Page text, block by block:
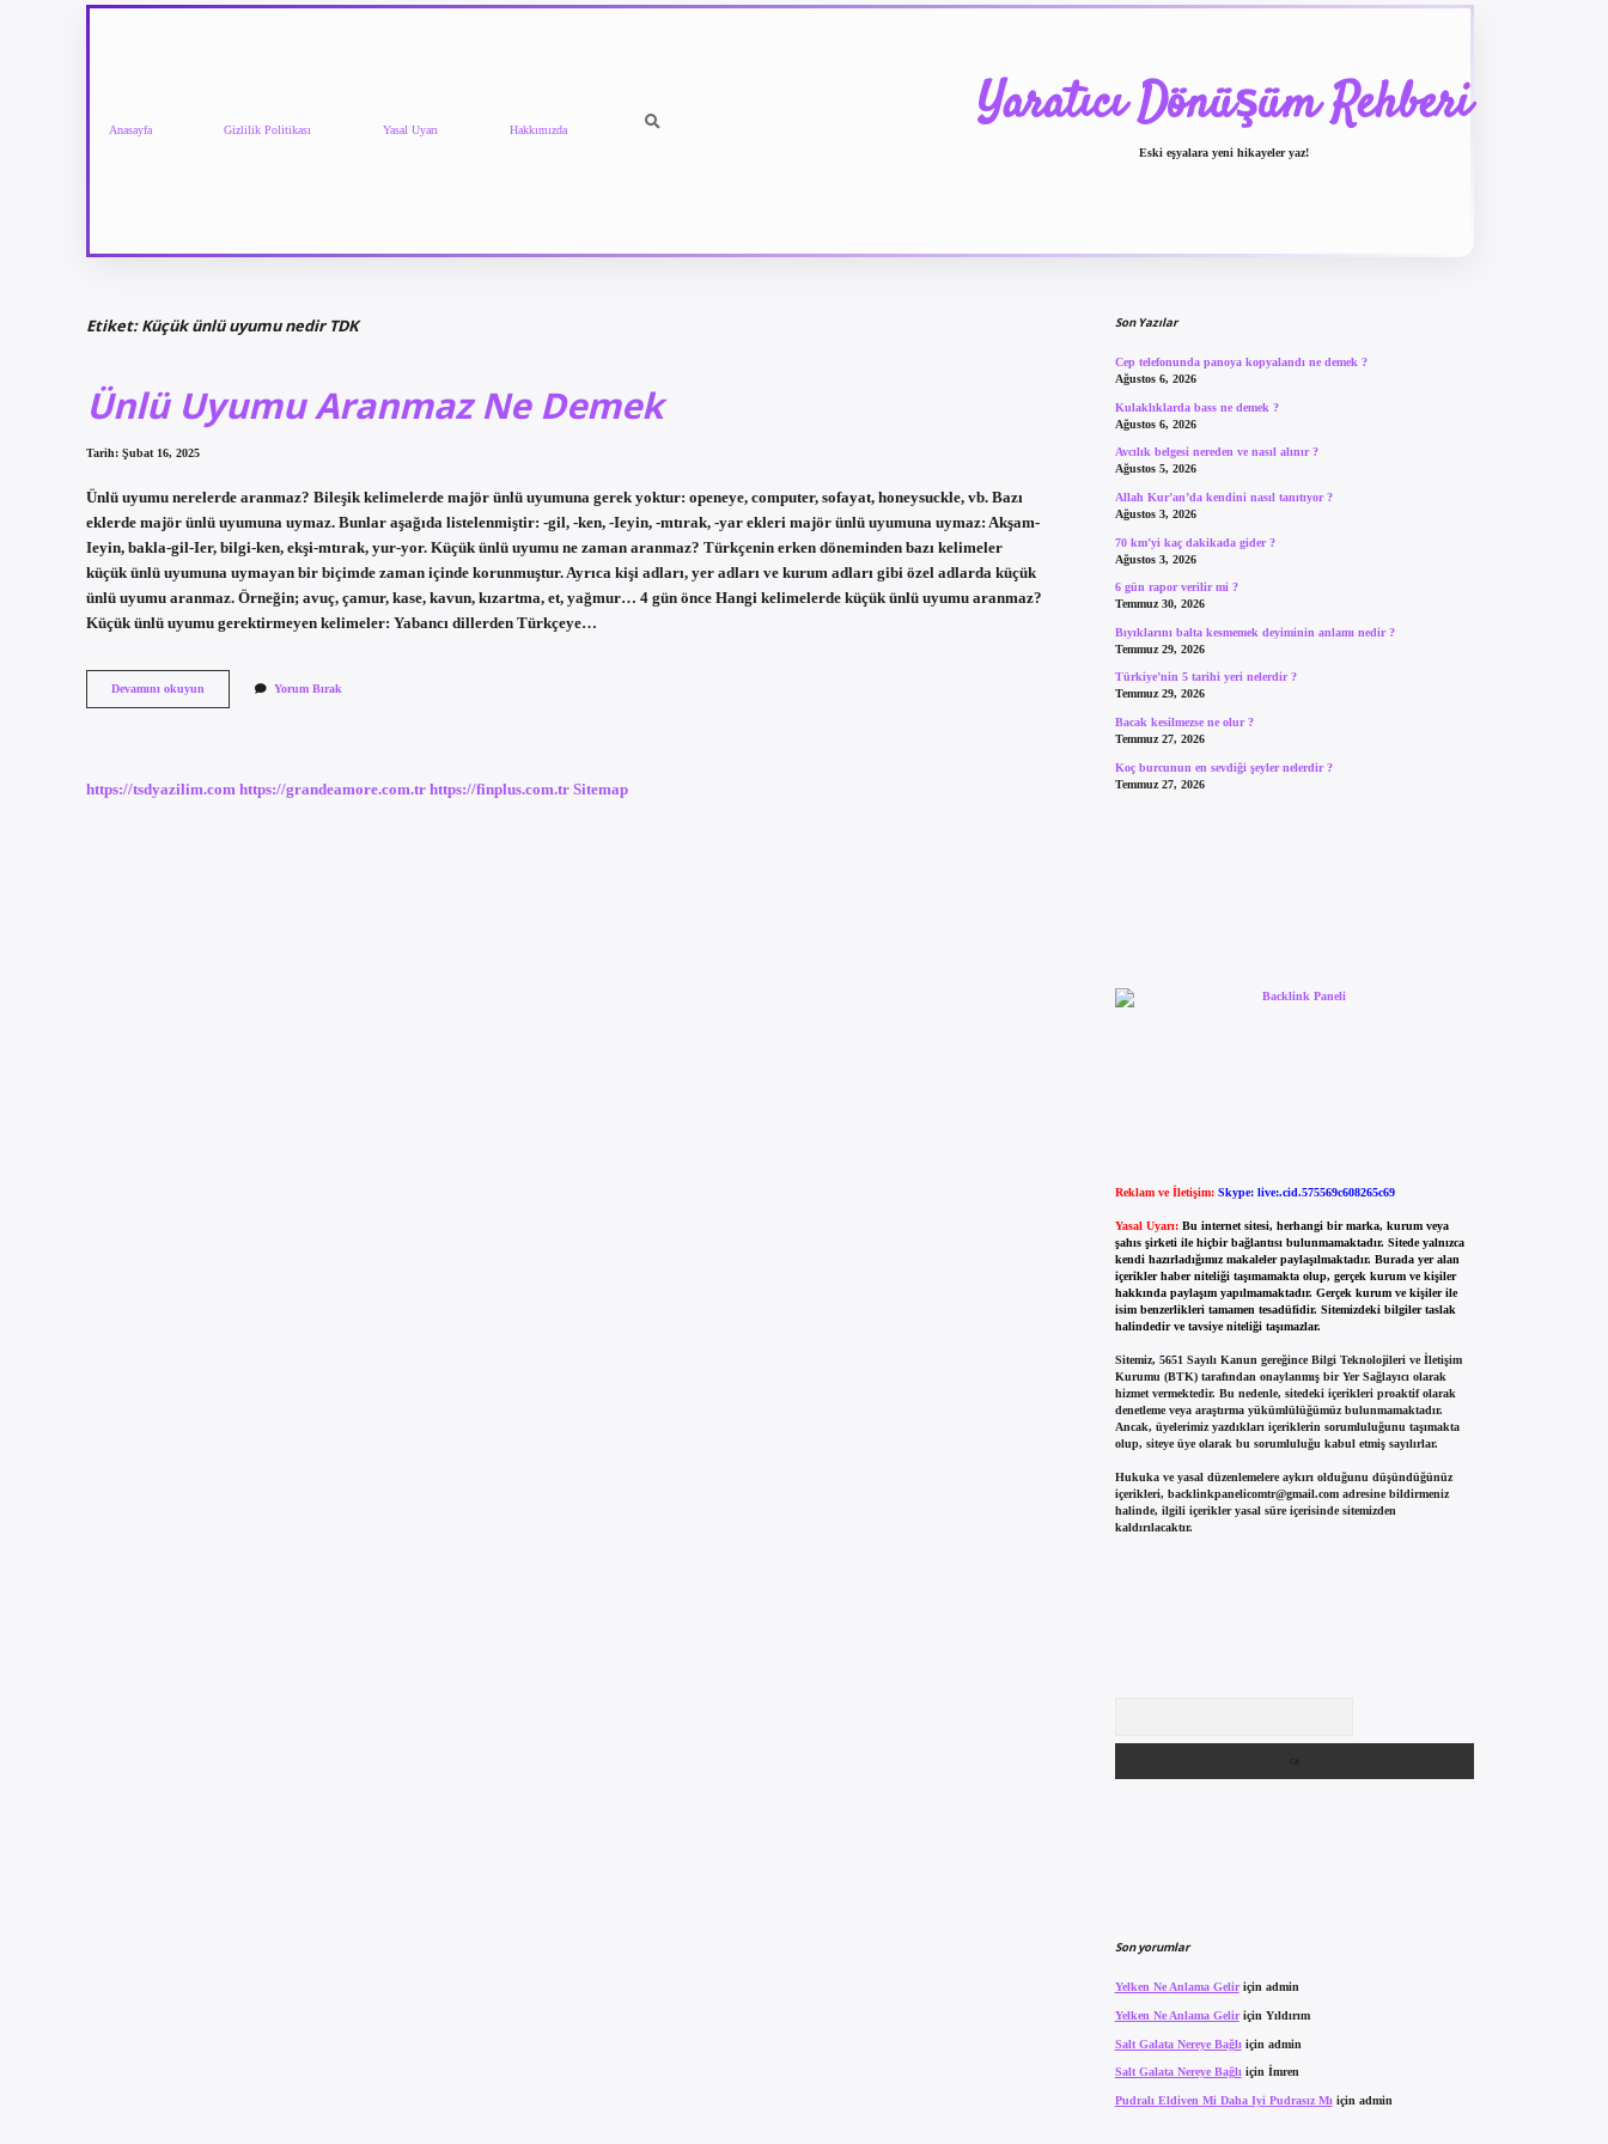
Anasayfa Gizlilik Politikası Yasal Uyarı Hakkımızda Yaratıcı Dönüşüm Rehberi
Eski eşyalara yeni hikayeler yaz!
Etiket:Küçük ünlü uyumu nedir TDK
Ünlü Uyumu Aranmaz Ne Demek
Tarih: Şubat 16, 2025
Ünlü uyumu nerelerde aranmaz? Bileşik kelimelerde majör ünlü uyumuna gerek yoktur: openeye, computer, sofayat, honeysuckle, vb. Bazı
eklerde majör ünlü uyumuna uymaz. Bunlar aşağıda listelenmiştir: -gil, -ken, -Ieyin, -mtırak, -yar ekleri majör ünlü uyumuna uymaz: Akşam-
Ieyin, bakla-gil-Ier, bilgi-ken, ekşi-mtırak, yur-yor. Küçük ünlü uyumu ne zaman aranmaz? Türkçenin erken döneminden bazı kelimeler
küçük ünlü uyumuna uymayan bir biçimde zaman içinde korunmuştur. Ayrıca kişi adları, yer adları ve kurum adları gibi özel adlarda küçük
ünlü uyumu aranmaz. Örneğin; avuç, çamur, kase, kavun, kızartma, et, yağmur… 4 gün önce Hangi kelimelerde küçük ünlü uyumu aranmaz?
Küçük ünlü uyumu gerektirmeyen kelimeler: Yabancı dillerden Türkçeye…
Devamını okuyun
Uyumu
Yorum Bırak
https://tsdyazilim.com https://grandeamore.com.tr https://finplus.com.tr Sitemap
Son Yazılar
Cep telefonunda panoya kopyalandı ne demek ?
Ağustos 6, 2026
Kulaklıklarda bass ne demek ?
Ağustos 6, 2026
Avcılık belgesi nereden ve nasıl alınır ?
Ağustos 5, 2026
Allah Kur’an’da kendini nasıl tanıtıyor ?
Ağustos 3, 2026
70 km’yi kaç dakikada gider ?
Ağustos 3, 2026
6 gün rapor verilir mi ?
Temmuz 30, 2026
Bıyıklarını balta kesmemek deyiminin anlamı nedir ?
Temmuz 29, 2026
Türkiye’nin 5 tarihi yeri nelerdir ?
Temmuz 29, 2026
Bacak kesilmezse ne olur ?
Temmuz 27, 2026
Koç burcunun en sevdiği şeyler nelerdir ?
Temmuz 27, 2026
Reklam ve İletişim: Skype: live:.cid.575569c608265c69
Yasal Uyarı: Bu internet sitesi, herhangi bir marka, kurum veya
şahıs şirketi ile hiçbir bağlantısı bulunmamaktadır. Sitede yalnızca
kendi hazırladığımız makaleler paylaşılmaktadır. Burada yer alan
içerikler haber niteliği taşımamakta olup, gerçek kurum ve kişiler
hakkında paylaşım yapılmamaktadır. Gerçek kurum ve kişiler ile
isim benzerlikleri tamamen tesadüfidir. Sitemizdeki bilgiler taslak
halindedir ve tavsiye niteliği taşımazlar.
Sitemiz, 5651 Sayılı Kanun gereğince Bilgi Teknolojileri ve İletişim
Kurumu (BTK) tarafından onaylanmış bir Yer Sağlayıcı olarak
hizmet vermektedir. Bu nedenle, sitedeki içerikleri proaktif olarak
denetleme veya araştırma yükümlülüğümüz bulunmamaktadır.
Ancak, üyelerimiz yazdıkları içeriklerin sorumluluğunu taşımakta
olup, siteye üye olarak bu sorumluluğu kabul etmiş sayılırlar.
Hukuka ve yasal düzenlemelere aykırı olduğunu düşündüğünüz
içerikleri, backlinkpanelicomtr@gmail.comadresine bildirmeniz
halinde, ilgili içerikler yasal süre içerisinde sitemizden
kaldırılacaktır.
Son yorumlar
Yelken Ne Anlama Geliriçin admin
Yelken Ne Anlama Geliriçin Yıldırım
Salt Galata Nereye Bağlı için admin
Salt Galata Nereye Bağlıiçin İmren
Pudralı Eldiven Mi Daha Iyi Pudrasız Mı için admin